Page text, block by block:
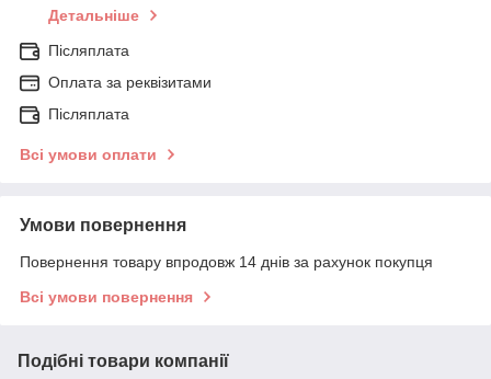
Детальніше
Післяплата
Оплата за реквізитами
Післяплата
Всі умови оплати
Умови повернення
Повернення товару впродовж 14 днів за рахунок покупця
Всі умови повернення
Подібні товари компанії